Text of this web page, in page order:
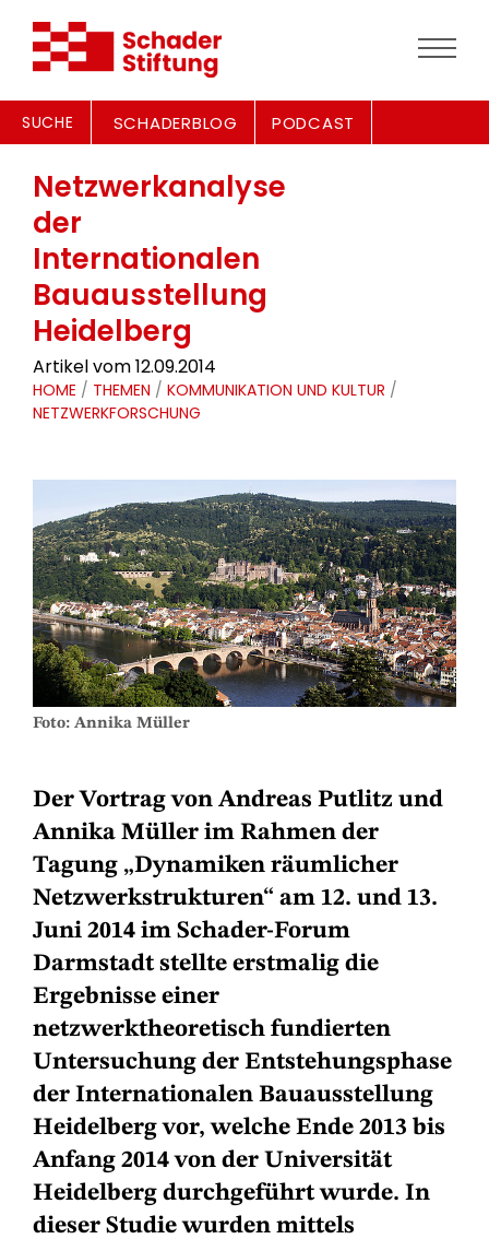
SUCHE SCHADERBLOG PODCAST
Netzwerkanalyse
der
Internationalen
Bauausstellung
Heidelberg
Artikel vom 12.09.2014
HOME / THEMEN / KOMMUNIKATION UND KULTUR /
NETZWERKFORSCHUNG
Foto: Annika Müller
Der Vortrag von Andreas Putlitz und
Annika Müller im Rahmen der
Tagung „Dynamiken räumlicher
Netzwerkstrukturen“ am 12. und 13.
Juni 2014 im Schader-Forum
Darmstadt stellte erstmalig die
Ergebnisse einer
netzwerktheoretisch fundierten
Untersuchung der Entstehungsphase
der Internationalen Bauausstellung
Heidelberg vor, welche Ende 2013 bis
Anfang 2014 von der Universität
Heidelberg durchgeführt wurde. In
dieser Studie wurden mittels